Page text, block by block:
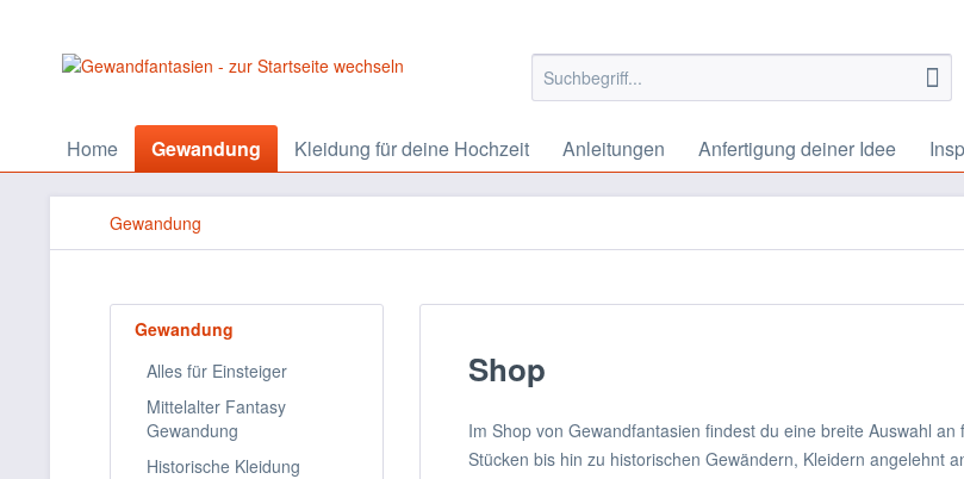
Home Gewandung Kleidung für deine Hochzeit Anleitungen Anfertigung deiner Idee
Gewandung
Gewandung
Alles für Einsteiger
Mittelalter Fantasy
Gewandung
Historische Kleidung
Shop
Im Shop von Gewandfantasien findest du eine breite Auswahl
Stücken bis hin zu historischen Gewändern, Kleidern angelehnt